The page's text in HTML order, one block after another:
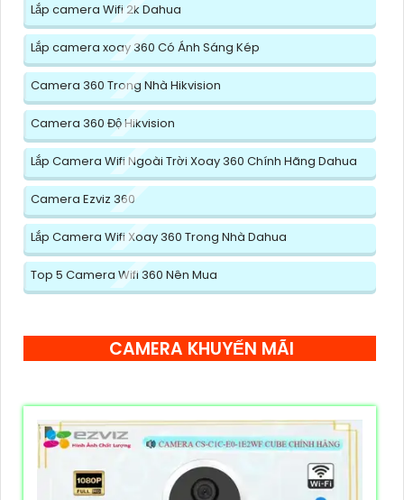
Lắp camera Wifi 2k Dahua
Lắp camera xoay 360 Có Ánh Sáng Kép
Camera 360 Trong Nhà Hikvision
Camera 360 Độ Hikvision
Lắp Camera Wifi Ngoài Trời Xoay 360 Chính Hãng Dahua
Camera Ezviz 360
Lắp Camera Wifi Xoay 360 Trong Nhà Dahua
Top 5 Camera Wifi 360 Nên Mua
CAMERA KHUYẾN MÃI